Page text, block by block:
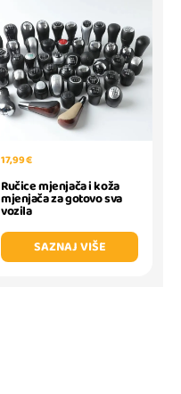
17,99 €
Ručice mjenjača i koža
mjenjača za gotovo sva
vozila
SAZNAJ VIŠE